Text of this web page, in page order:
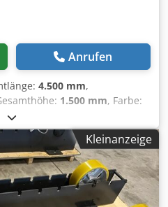
Anrufen
4.500 mm,
1.500 mm, Farbe:
Auf Anfrage -
- CE-Zertifikat vorhanden:
- Ansteuerung:
18.5 - Spitzenhöhe [mm]:
[mm]: 630 - Drehdurchmesser
[mm]: 3000 -
[mm]: 82 - Min.
Kleinanzeige